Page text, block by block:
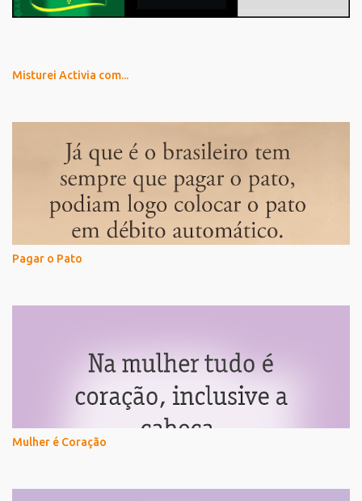
Misturei Activia com...
Pagar o Pato
Mulher é Coração